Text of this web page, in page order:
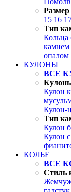
Размер
15 16 17
Тип
Кольца
камнем
опалом
КУЛОНЫ
ВСЕ
Кулон
Кулон-
Тип
Кулон
Кулон
КОЛЬЕ
ВСЕ
Стиль